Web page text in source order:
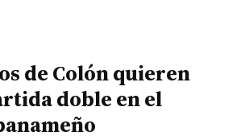
de Colón quieren
doble en el